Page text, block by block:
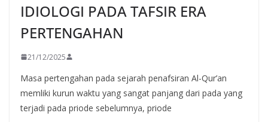
IDIOLOGI PADA TAFSIR ERA
PERTENGAHAN
21/12/2025
Masa pertengahan pada sejarah penafsiran Al-Qur’an
memliki kurun waktu yang sangat panjang dari pada yang
terjadi pada priode sebelumnya, priode